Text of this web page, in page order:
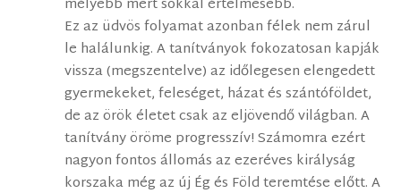
mélyebb mert sokkal értelmesebb.
Ez az üdvös folyamat azonban félek nem zárul
le halálunkig. A tanítványok fokozatosan kapják
vissza (megszentelve) az időlegesen elengedett
gyermekeket, feleséget, házat és szántóföldet,
de az örök életet csak az eljövendő világban. A
tanítvány öröme progresszív! Számomra ezért
nagyon fontos állomás az ezeréves királyság
korszaka még az új Ég és Föld teremtése előtt. A